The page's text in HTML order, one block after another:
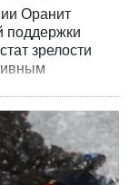
Оранит
поддержки
зрелости
мнению